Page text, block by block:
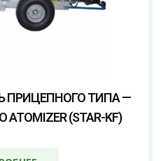
ПРИЦЕПНОГО ТИПА —
ATOMIZER (STAR-KF)